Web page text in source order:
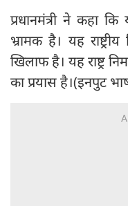
प्रधानमंत्री ने कहा
भ्रामक है। यह
खिलाफ है। यह राष्ट्र
का प्रयास है।(इनपुट